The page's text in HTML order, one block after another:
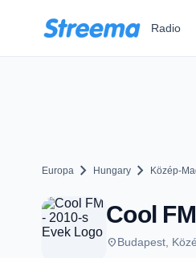
Radio
Europa chevron_right Hungary chevron_right Közép-
Cool
placeBudapest,